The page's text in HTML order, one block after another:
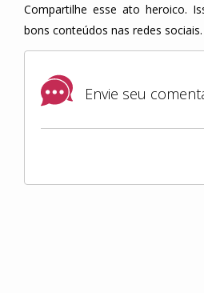
Compartilhe esse ato heroico.
bons conteúdos nas redes sociais.
Envie seu